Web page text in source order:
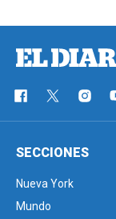
SECCIONES
Nueva York
Mundo